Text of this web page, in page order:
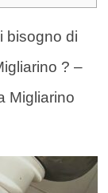
bisogno di
? –
Migliarino